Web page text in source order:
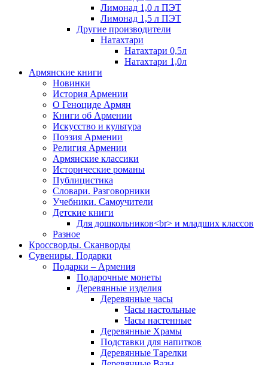
Лимонад 1,0 л ПЭТ
Лимонад 1,5 л ПЭТ
Другие производители
Натахтари
Натахтари 0,5л
Натахтари 1,0л
Армянские книги
Новинки
История Армении
О Геноциде Армян
Книги об Армении
Иcкусство и культура
Поэзия Армении
Религия Армении
Армянские классики
Исторические романы
Публицистика
Словари. Разговорники
Учебники. Самоучители
Детские книги
Для дошкольников<br> и младших классов
Разное
Кроссворды. Сканворды
Сувениры. Подарки
Подарки – Армения
Подарочные монеты
Деревянные изделия
Деревянные часы
Часы настольные
Часы настенные
Деревянные Храмы
Подставки для напитков
Деревянные Тарелки